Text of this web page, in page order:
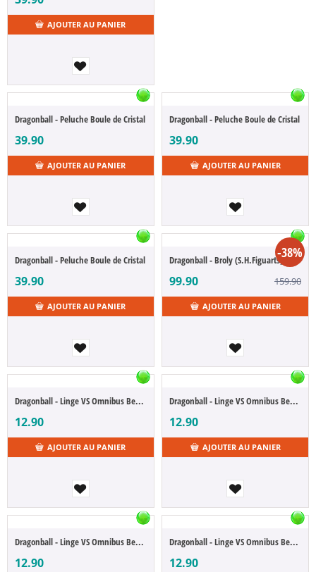
AJOUTER AU PANIER
Dragonball - Peluche Boule de Cristal
39.90
AJOUTER AU PANIER
Dragonball - Peluche Boule de Cristal
39.90
AJOUTER AU PANIER
Dragonball - Peluche Boule de Cristal
39.90
AJOUTER AU PANIER
-38%
Dragonball - Broly (S.H.Figuarts)
99.90 159.90
AJOUTER AU PANIER
Dragonball - Linge VS Omnibus Beast - I Gotenks (Ichibansho)
12.90
AJOUTER AU PANIER
Dragonball - Linge VS Omnibus Beast - I Majin Boo (Ichibansho)
12.90
AJOUTER AU PANIER
Dragonball - Linge VS Omnibus Beast - I Fantôme Kamikaze (Ichibansho)
12.90
Dragonball - Linge VS Omnibus Beast - I Majin Boo (Ichibansho)
12.90